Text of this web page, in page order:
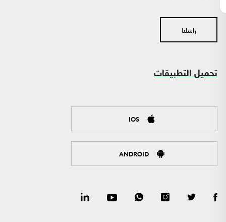
راسلنا
تحميل التطبيقات
IOS
ANDROID